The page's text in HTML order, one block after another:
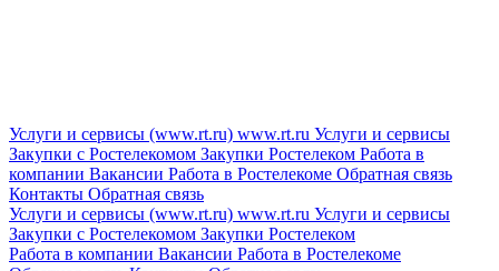
Услуги и сервисы (www.rt.ru) www.rt.ru Услуги и сервисы
Закупки с Ростелекомом Закупки Ростелеком Работа в
компании Вакансии Работа в Ростелекоме Обратная связь
Контакты Обратная связь
Услуги и сервисы (www.rt.ru) www.rt.ru Услуги и сервисы
Закупки с Ростелекомом Закупки Ростелеком
Работа в компании Вакансии Работа в Ростелекоме